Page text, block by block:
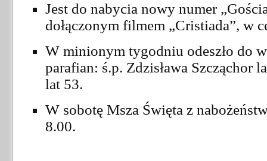
Jest do nabycia nowy numer
dołączonym filmem „Cristiada”, w
W minionym tygodniu odeszło do
parafian: ś.p. Zdzisława Szcząchor
lat 53.
W sobotę Msza Święta z
8.00.